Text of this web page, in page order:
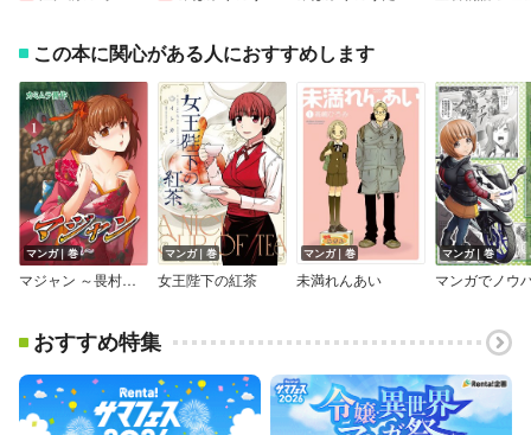
この本に関心がある人におすすめします
マンガ｜巻
マジャン ～畏村奇聞～
マンガ｜巻
女王陛下の紅茶
マンガ｜巻
未満れんあい
マンガ｜巻
おすすめ特集